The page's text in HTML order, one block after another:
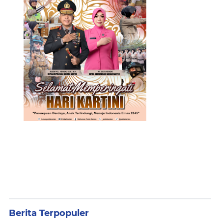
Berita Terpopuler